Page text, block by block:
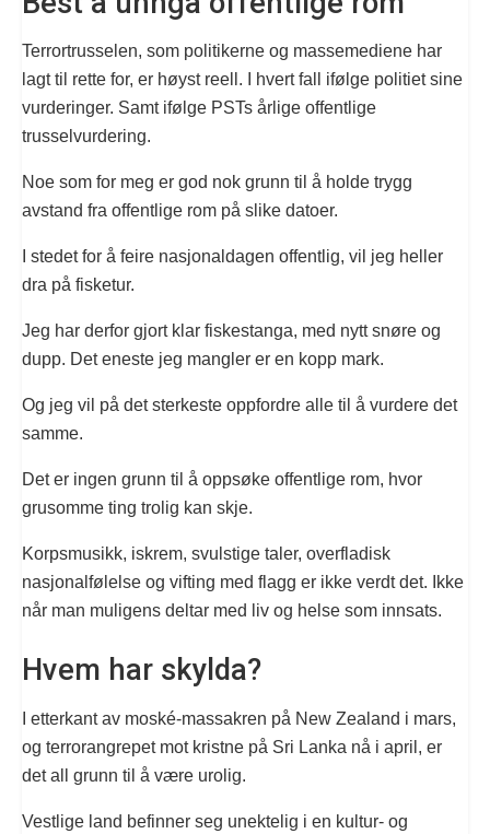
Terrortrusselen, som politikerne og massemediene har
lagt til rette for, er høyst reell. I hvert fall ifølge politiet sine
vurderinger. Samt ifølge PSTs årlige offentlige
trusselvurdering.
Noe som for meg er god nok grunn til å holde trygg
avstand fra offentlige rom på slike datoer.
I stedet for å feire nasjonaldagen offentlig, vil jeg heller
dra på fisketur.
Jeg har derfor gjort klar fiskestanga, med nytt snøre og
dupp. Det eneste jeg mangler er en kopp mark.
Og jeg vil på det sterkeste oppfordre alle til å vurdere det
samme.
Det er ingen grunn til å oppsøke offentlige rom, hvor
grusomme ting trolig kan skje.
Korpsmusikk, iskrem, svulstige taler, overfladisk
nasjonalfølelse og vifting med flagg er ikke verdt det. Ikke
når man muligens deltar med liv og helse som innsats.
Hvem har skylda?
I etterkant av moské-massakren på New Zealand i mars,
og terrorangrepet mot kristne på Sri Lanka nå i april, er
det all grunn til å være urolig.
Vestlige land befinner seg unektelig i en kultur- og